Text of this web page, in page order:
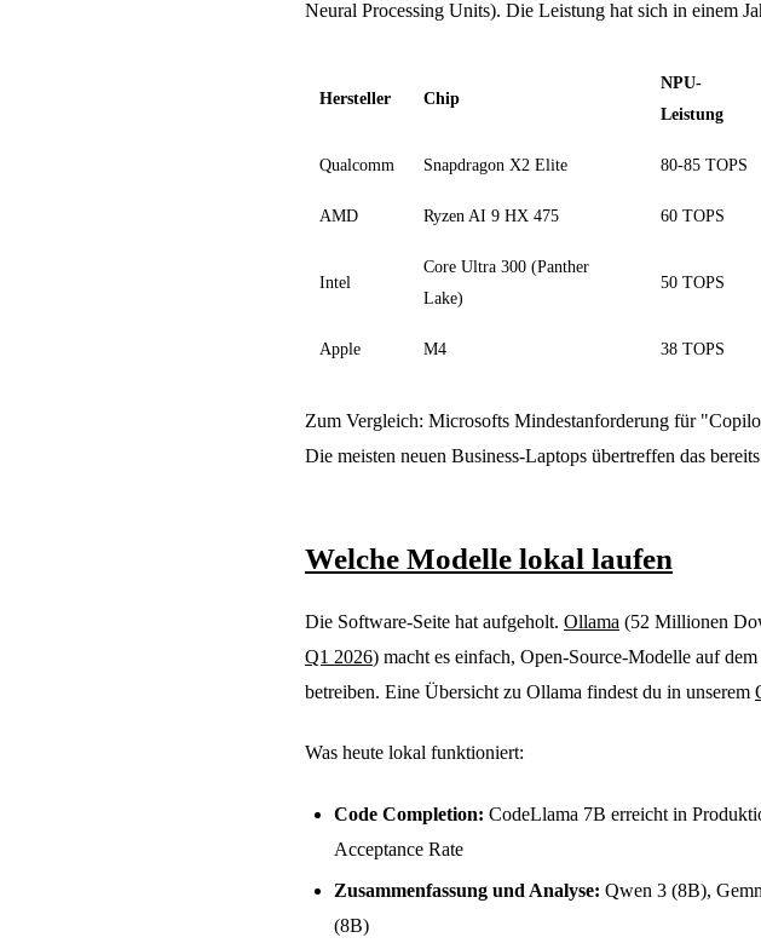
Neural Processing Units). Die Leistung hat sich in einem
Hersteller Chip
NPU-
Leistung
Qualcomm Snapdragon X2 Elite 80-85 TOPS
AMD Ryzen AI 9 HX 475 60 TOPS
Intel
Core Ultra 300 (Panther
Lake)
50 TOPS
Apple M4 38 TOPS
Zum Vergleich: Microsofts Mindestanforderung für
Die meisten neuen Business-Laptops übertreffen das
Welche Modelle lokal laufen
Die Software-Seite hat aufgeholt. Ollama (52 Millionen
Q1 2026) macht es einfach, Open-Source-Modelle auf
betreiben. Eine Übersicht zu Ollama findest du in unserem
Was heute lokal funktioniert:
Code Completion: CodeLlama 7B erreicht in
Acceptance Rate
Zusammenfassung und Analyse: Qwen 3 (8B),
(8B)